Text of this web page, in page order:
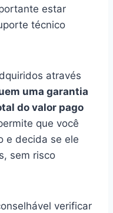
estar
técnico
através
uma garantia
do valor pago
que você
e decida se ele
sem risco
verificar